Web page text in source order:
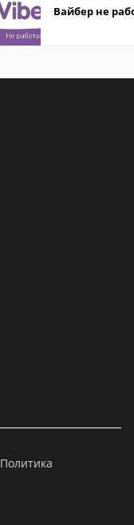
Вайбер не
Политика